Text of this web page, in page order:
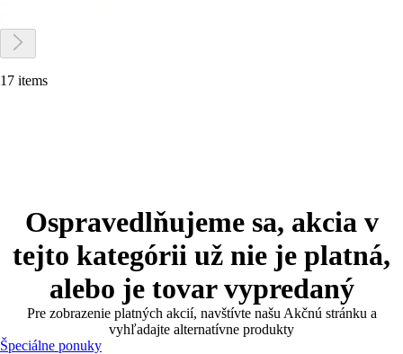
17 items
Ospravedlňujeme sa, akcia v
tejto kategórii už nie je platná,
alebo je tovar vypredaný
Pre zobrazenie platných akcií, navštívte našu Akčnú stránku a
vyhľadajte alternatívne produkty
Špeciálne ponuky